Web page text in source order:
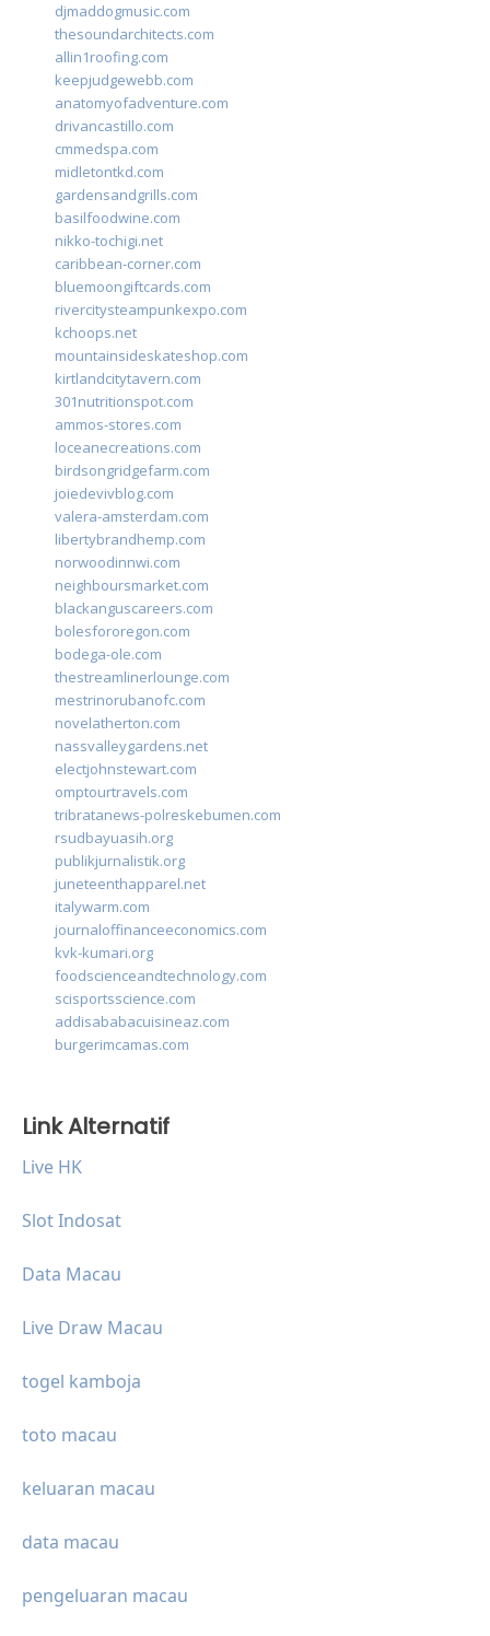
djmaddogmusic.com
thesoundarchitects.com
allin1roofing.com
keepjudgewebb.com
anatomyofadventure.com
drivancastillo.com
cmmedspa.com
midletontkd.com
gardensandgrills.com
basilfoodwine.com
nikko-tochigi.net
caribbean-corner.com
bluemoongiftcards.com
rivercitysteampunkexpo.com
kchoops.net
mountainsideskateshop.com
kirtlandcitytavern.com
301nutritionspot.com
ammos-stores.com
loceanecreations.com
birdsongridgefarm.com
joiedevivblog.com
valera-amsterdam.com
libertybrandhemp.com
norwoodinnwi.com
neighboursmarket.com
blackanguscareers.com
bolesfororegon.com
bodega-ole.com
thestreamlinerlounge.com
mestrinorubanofc.com
novelatherton.com
nassvalleygardens.net
electjohnstewart.com
omptourtravels.com
tribratanews-polreskebumen.com
rsudbayuasih.org
publikjurnalistik.org
juneteenthapparel.net
italywarm.com
journaloffinanceeconomics.com
kvk-kumari.org
foodscienceandtechnology.com
scisportsscience.com
addisababacuisineaz.com
burgerimcamas.com
Link Alternatif
Live HK
Slot Indosat
Data Macau
Live Draw Macau
togel kamboja
toto macau
keluaran macau
data macau
pengeluaran macau